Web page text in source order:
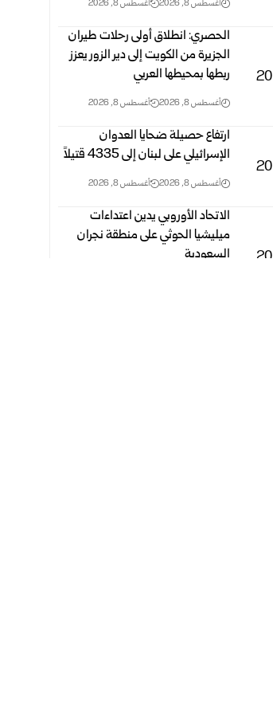
أغسطس 8, 2026 أغسطس 8, 2026
الحصري: انطلاق أولى رحلات طيران
الجزيرة من الكويت إلى دير الزور يعزز
ربطها بمحيطها العربي
أغسطس 8, 2026 أغسطس 8, 2026
ارتفاع حصيلة ضحايا العدوان
الإسرائيلي على لبنان إلى 4335 قتيلاً
أغسطس 8, 2026 أغسطس 8, 2026
الاتحاد الأوروبي يدين اعتداءات
ميليشيا الحوثي على منطقة نجران
السعودية